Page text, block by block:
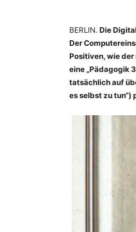
BERLIN. Die
Der
Positiven, wie
eine „Pädagogik
tatsächlich auf
es selbst zu tun“)